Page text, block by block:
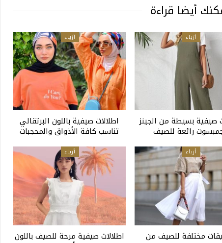
أيضا قراءة
أزياء
صيفية بسيطة من الجينز
رائعة للصيف
أزياء
اطلالات صيفية باللون البرتقالي
تناسب كافة الأذواق والمحجبات
أزياء
مختلفة للصيف من
أزياء
اطلالات صيفية مرحة للصيف باللون